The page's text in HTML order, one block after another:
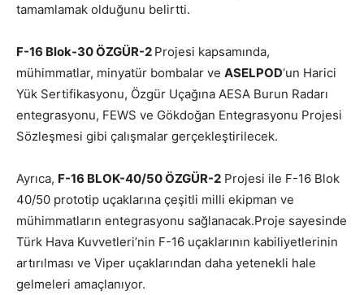
tamamlamak olduğunu belirtti.
F-16 Blok-30 ÖZGÜR-2 Projesi kapsamında,
mühimmatlar, minyatür bombalar ve ASELPOD‘un Harici
Yük Sertifikasyonu, Özgür Uçağına AESA Burun Radarı
entegrasyonu, FEWS ve Gökdoğan Entegrasyonu Projesi
Sözleşmesi gibi çalışmalar gerçekleştirilecek.
Ayrıca, F-16 BLOK-40/50 ÖZGÜR-2 Projesi ile F-16 Blok
40/50 prototip uçaklarına çeşitli milli ekipman ve
mühimmatların entegrasyonu sağlanacak.Proje sayesinde
Türk Hava Kuvvetleri’nin F-16 uçaklarının kabiliyetlerinin
artırılması ve Viper uçaklarından daha yetenekli hale
gelmeleri amaçlanıyor.